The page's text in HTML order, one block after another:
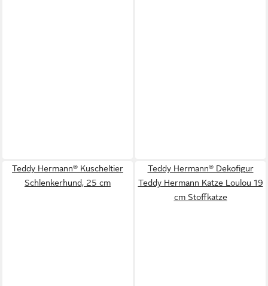
Teddy Hermann® Kuscheltier
Schlenkerhund, 25 cm
Teddy Hermann® Dekofigur
Teddy Hermann Katze Loulou 19
cm Stoffkatze